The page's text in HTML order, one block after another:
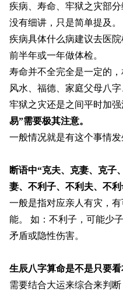
疾病、寿命、牢狱之灾部
没有细讲，只是简单提及。
疾病具体什么病建议去医
前半年或一年做体检。
寿命并不全完全是一定的
风水、福德、家庭父母八
牢狱之灾还是之间平时加强
易”需要极其注意。
一般情况就是有这个事情发
断语中“克夫、克妻、克子
妻、不利子、不利夫、不
一般是指对应亲人有灾，
能。 如：不利子，可能少
矛盾或隐性伤害。
生辰八字算命是不是只要
需要结合大运来综合来判